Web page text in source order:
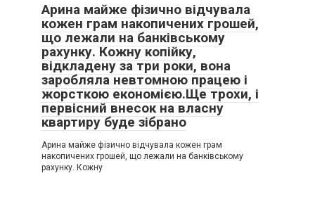
Арина майже фізично відчувала
кожен грам накопичених грошей,
що лежали на банківському
рахунку. Кожну копійку,
відкладену за три роки, вона
заробляла невтомною працею і
жорсткою економією.Ще трохи, і
первісний внесок на власну
квартиру буде зібрано
Арина майже фізично відчувала кожен грам
накопичених грошей, що лежали на банківському
рахунку. Кожну